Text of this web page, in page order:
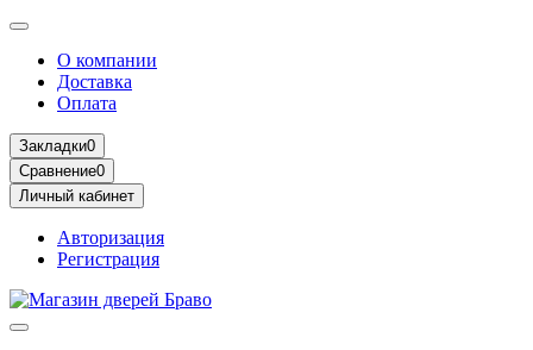
О компании
Доставка
Оплата
Закладки0
Сравнение0
Личный кабинет
Авторизация
Регистрация